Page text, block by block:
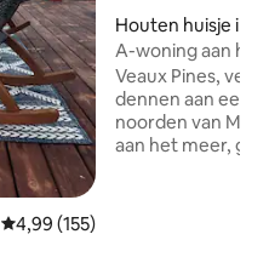
Gemiddelde beoordeling van
4,99 (155)
Houten huisje in
A-woning aan het
vuurplaats en
Veaux Pines,
dennen aan een
noorden van
aan het meer,